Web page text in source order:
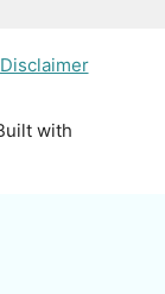
Disclaimer
with